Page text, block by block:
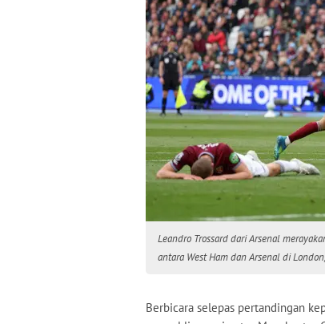
Leandro Trossard dari Arsenal
antara West Ham dan Arsenal di
Berbicara selepas pertandingan